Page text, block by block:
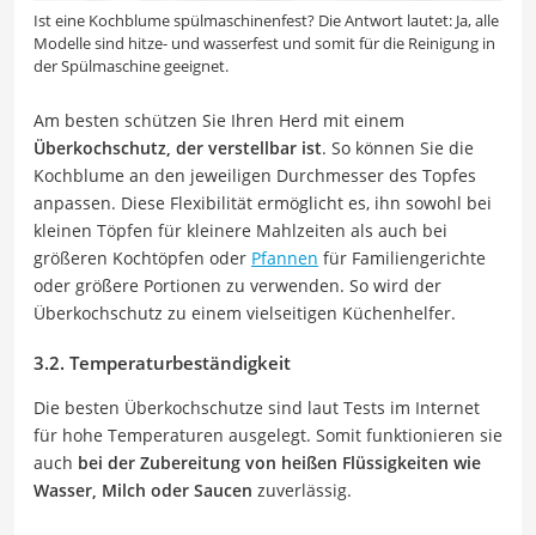
Ist eine Kochblume spülmaschinenfest? Die Antwort lautet: Ja, alle
Modelle sind hitze- und wasserfest und somit für die Reinigung in
der Spülmaschine geeignet.
Am besten schützen Sie Ihren Herd mit einem
Überkochschutz, der verstellbar ist. So können Sie die
Kochblume an den jeweiligen Durchmesser des Topfes
anpassen. Diese Flexibilität ermöglicht es, ihn sowohl bei
kleinen Töpfen für kleinere Mahlzeiten als auch bei
größeren Kochtöpfen oder Pfannen für Familiengerichte
oder größere Portionen zu verwenden. So wird der
Überkochschutz zu einem vielseitigen Küchenhelfer.
3.2. Temperaturbeständigkeit
Die besten Überkochschutze sind laut Tests im Internet
für hohe Temperaturen ausgelegt. Somit funktionieren sie
auch bei der Zubereitung von heißen Flüssigkeiten wie
Wasser, Milch oder Saucen zuverlässig.